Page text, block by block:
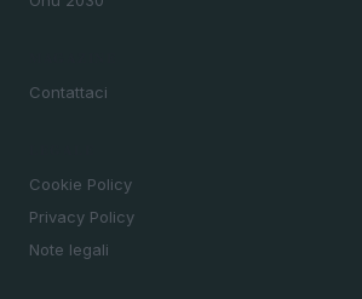
Contattaci
Cookie Policy
Privacy Policy
Note legali